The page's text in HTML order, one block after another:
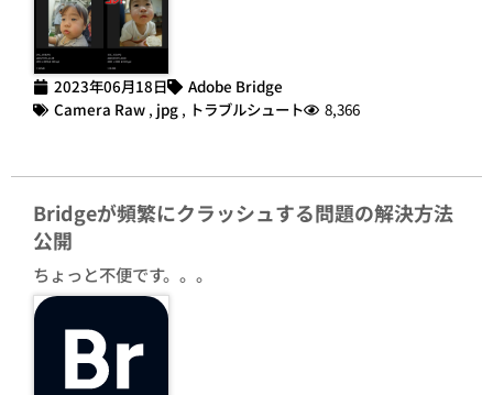
2023年06月18日
Adobe Bridge
Camera Raw , jpg , トラブルシュート 8,366
Bridgeが頻繁にクラッシュする問題の解決方法
公開
ちょっと不便です。。。